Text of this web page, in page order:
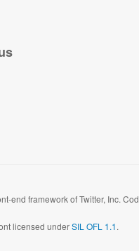
end framework of Twitter, Inc.
licensed underSIL OFL 1.1.